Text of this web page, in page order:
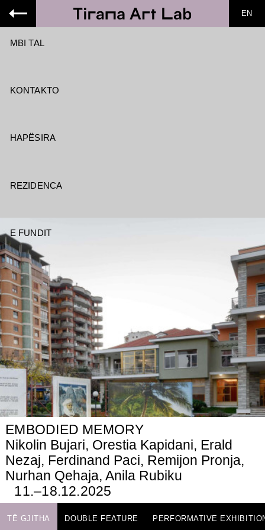
EN
MBI TAL
KONTAKTO
HAPËSIRA
E FUNDIT
EMBODIED MEMORY
Nikolin Bujari, Orestia Kapidani, Erald
Nezaj, Ferdinand Paci, Remijon Pronja,
Nurhan Qehaja, Anila Rubiku
11.–18.12.2025
REZIDENCA
TË GJITHA DOUBLE FEATURE PERFORMATIVE